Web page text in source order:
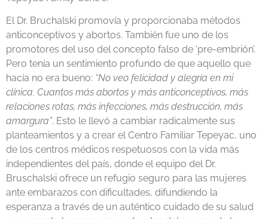
El Dr. Bruchalski promovía y proporcionaba métodos
anticonceptivos y abortos. También fue uno de los
promotores del uso del concepto falso de ‘pre-embrión’.
Pero tenía un sentimiento profundo de que aquello que
hacía no era bueno: “No veo felicidad y alegría en mi
clínica. Cuantos más abortos y más anticonceptivos, más
relaciones rotas, más infecciones, más destrucción, más
amargura”. Esto le llevó a cambiar radicalmente sus
planteamientos y a crear el Centro Familiar Tepeyac, uno
de los centros médicos respetuosos con la vida más
independientes del país, donde el equipo del Dr.
Bruschalski ofrece un refugio seguro para las mujeres
ante embarazos con dificultades, difundiendo la
esperanza a través de un auténtico cuidado de su salud